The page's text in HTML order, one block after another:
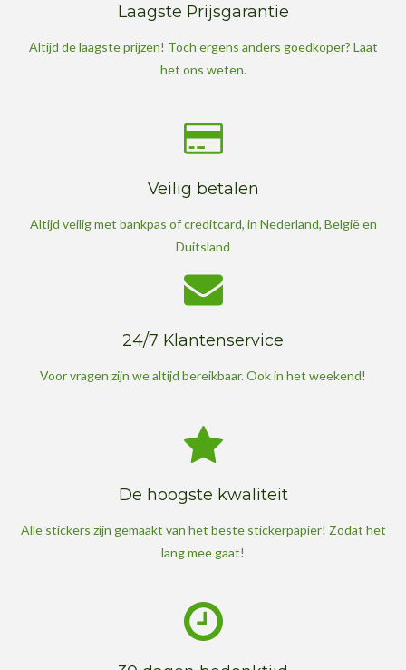
Laagste Prijsgarantie
Altijd de laagste prijzen! Toch ergens anders goedkoper? Laat
het ons weten.
Veilig betalen
Altijd veilig met bankpas of creditcard, in Nederland, België en
Duitsland
24/7 Klantenservice
Voor vragen zijn we altijd bereikbaar. Ook in het weekend!
De hoogste kwaliteit
Alle stickers zijn gemaakt van het beste stickerpapier! Zodat het
lang mee gaat!